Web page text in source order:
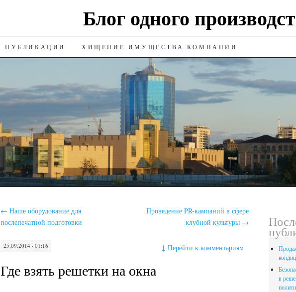
Блог одного
ПУБЛИКАЦИИ ХИЩЕНИЕ ИМУЩЕСТВА КОМПАНИИ
← Наше оборудование для
послепечатной подготовки
Проведение PR-кампаний в сфере
клубной культуры →
25.09.2014 · 01:16 ↓Перейти к комментариям
Где взять решетки на окна
в